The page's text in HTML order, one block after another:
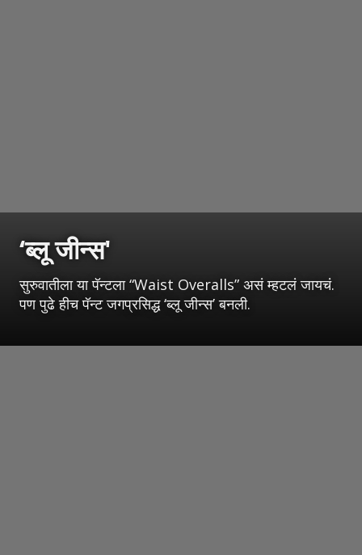
‘ब्लू जीन्स'
सुरुवातीला या पॅन्टला “Waist Overalls” असं म्हटलं जायचं.
पण पुढे हीच पॅन्ट जगप्रसिद्ध ‘ब्लू जीन्स’ बनली.